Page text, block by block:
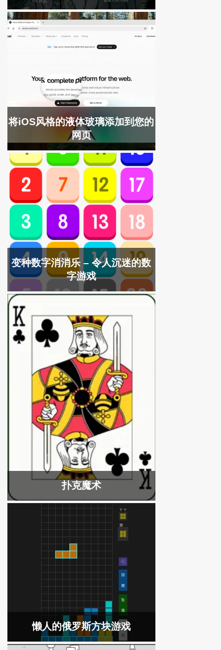
将iOS风格的液体玻璃添加到您的
网页
变种数字消消乐 – 令人沉迷的数
字游戏
扑克魔术
懒人的俄罗斯方块游戏